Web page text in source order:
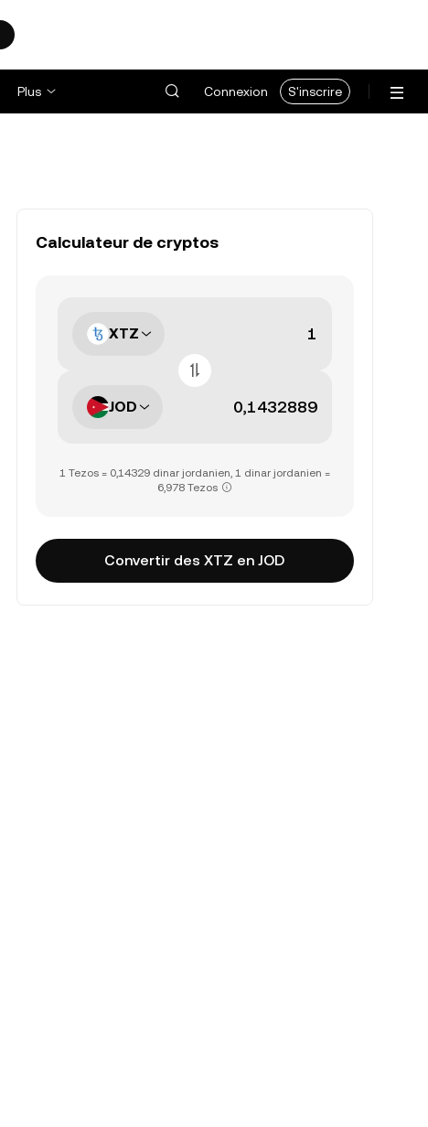
Plus Connexion S'inscrire
Calculateur de cryptos
XTZ
JOD
1 Tezos = 0,14329 dinar jordanien, 1 dinar jordanien =
6,978 Tezos
Convertir des XTZ en JOD